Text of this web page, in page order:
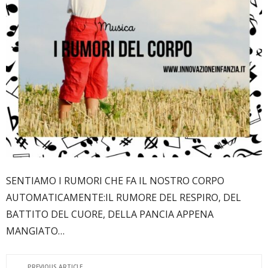
SENTIAMO I RUMORI CHE FA IL NOSTRO CORPO
AUTOMATICAMENTE:IL RUMORE DEL RESPIRO, DEL
BATTITO DEL CUORE, DELLA PANCIA APPENA
MANGIATO…